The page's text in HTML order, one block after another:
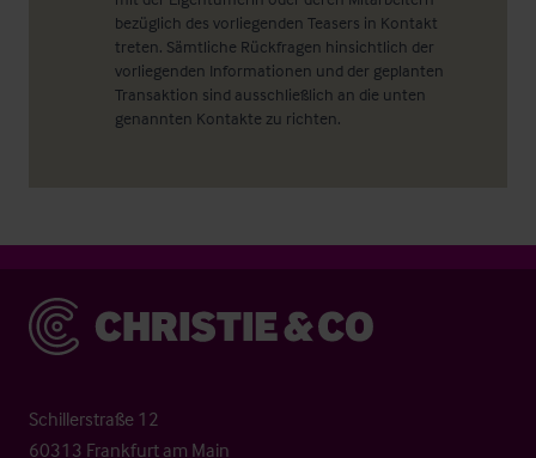
bezüglich des vorliegenden Teasers in Kontakt
treten. Sämtliche Rückfragen hinsichtlich der
vorliegenden Informationen und der geplanten
Transaktion sind ausschließlich an die unten
genannten Kontakte zu richten.
Christie & Co
Schillerstraße 12
60313 Frankfurt am Main